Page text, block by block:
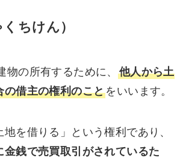
ちけん）
物の所有するために、 他人から土
の借主の権利のことをいいます。
を借りる」という権利であり、
金銭で売買取引がされているた